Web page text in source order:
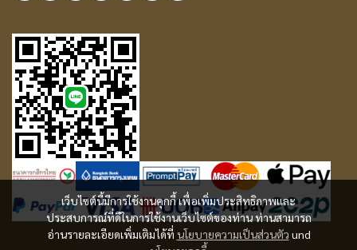
เว็บไซต์นี้มีการใช้งานคุกกี้ เพื่อเพิ่มประสิทธิภาพและ
ประสบการณ์ที่ดีในการใช้งานเว็บไซต์ของท่าน ท่านสามารถ
อ่านรายละเอียดเพิ่มเติมได้ที่ นโยบายความเป็นส่วนตัว und